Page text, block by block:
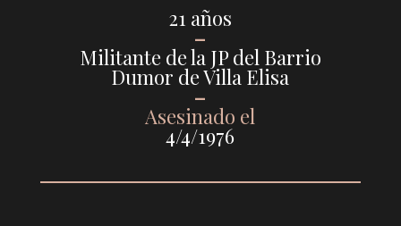
21 años
–
Militante de la JP del Barrio
Dumor de Villa Elisa
–
Asesinado el
4/4/1976